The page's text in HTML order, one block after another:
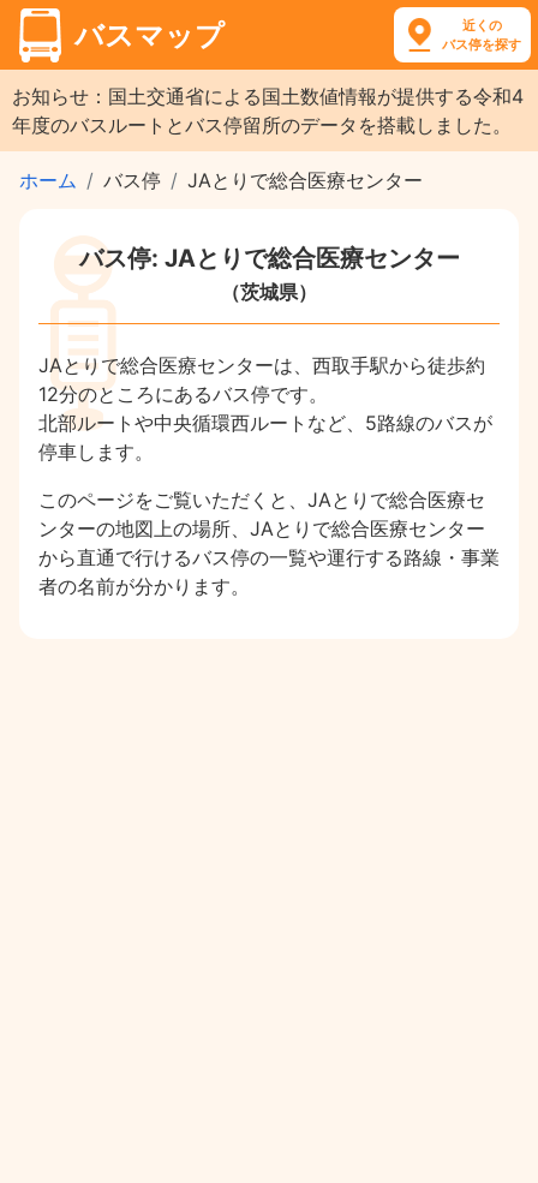
バスマップ
近くの
バス停を探す
お知らせ：国土交通省による国土数値情報が提供する令和4
年度のバスルートとバス停留所のデータを搭載しました。
ホーム バス停 JAとりで総合医療センター
バス停: JAとりで総合医療センター
（茨城県）
JAとりで総合医療センターは、西取手駅から徒歩約
12分のところにあるバス停です。
北部ルートや中央循環西ルートなど、5路線のバスが
停車します。
このページをご覧いただくと、JAとりで総合医療セ
ンターの地図上の場所、JAとりで総合医療センター
から直通で行けるバス停の一覧や運行する路線・事業
者の名前が分かります。